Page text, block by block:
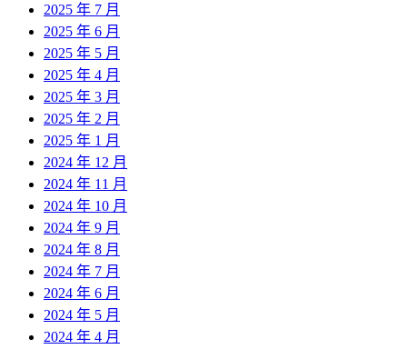
2025 年 7 月
2025 年 6 月
2025 年 5 月
2025 年 4 月
2025 年 3 月
2025 年 2 月
2025 年 1 月
2024 年 12 月
2024 年 11 月
2024 年 10 月
2024 年 9 月
2024 年 8 月
2024 年 7 月
2024 年 6 月
2024 年 5 月
2024 年 4 月